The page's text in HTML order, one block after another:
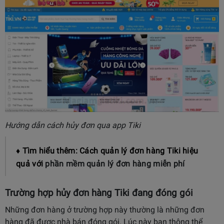
Hướng dẫn cách hủy đơn qua app Tiki
♦ Tìm hiểu thêm: Cách quản lý đơn hàng Tiki hiệu
quả với phần mềm quản lý đơn hàng miễn phí
Trường hợp hủy đơn hàng Tiki đang đóng gói
Những đơn hàng ở trường hợp này thường là những đơn
hàng đã được nhà bán đóng gói. Lúc này bạn thông thể